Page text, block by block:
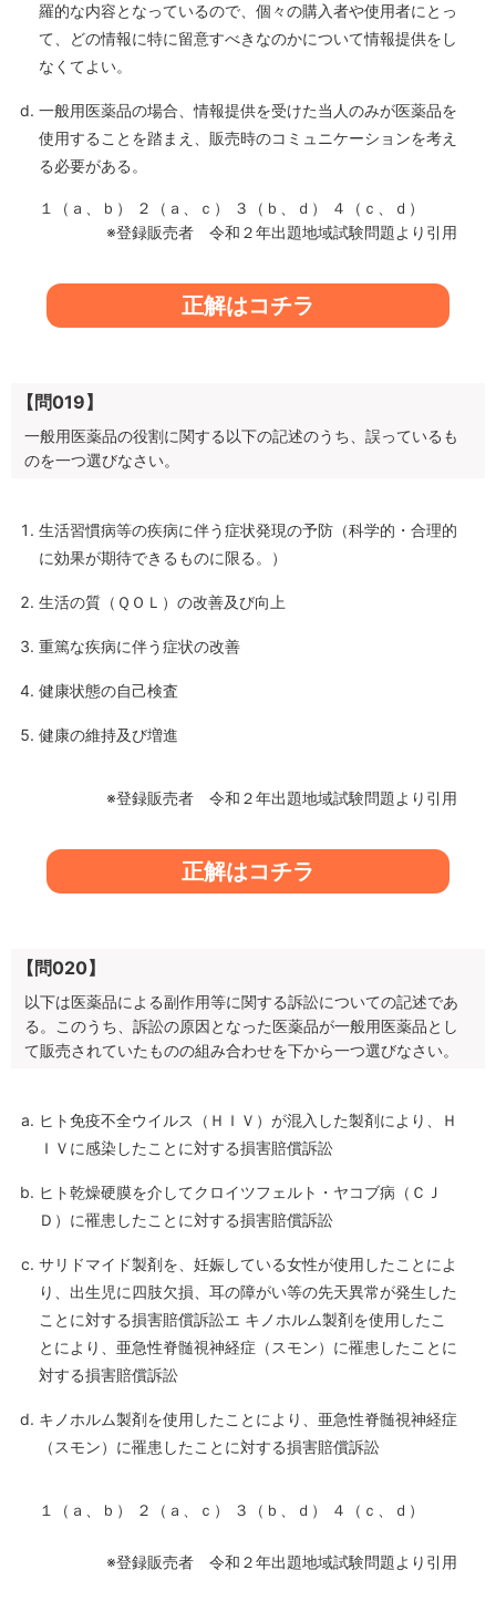
羅的な内容となっているので、個々の購入者や使用者にとっ
て、どの情報に特に留意すべきなのかについて情報提供をし
なくてよい。
一般用医薬品の場合、情報提供を受けた当人のみが医薬品を
使用することを踏まえ、販売時のコミュニケーションを考え
る必要がある。
１（ａ、ｂ） ２（ａ、ｃ） ３（ｂ、ｄ） ４（ｃ、ｄ）
※登録販売者 令和２年出題地域試験問題より引用
正解はコチラ
【問019】
一般用医薬品の役割に関する以下の記述のうち、誤っているも
のを一つ選びなさい。
生活習慣病等の疾病に伴う症状発現の予防（科学的・合理的
に効果が期待できるものに限る。）
生活の質（ＱＯＬ）の改善及び向上
重篤な疾病に伴う症状の改善
健康状態の自己検査
健康の維持及び増進
※登録販売者 令和２年出題地域試験問題より引用
正解はコチラ
【問020】
以下は医薬品による副作用等に関する訴訟についての記述であ
る。このうち、訴訟の原因となった医薬品が一般用医薬品とし
て販売されていたものの組み合わせを下から一つ選びなさい。
ヒト免疫不全ウイルス（ＨＩＶ）が混入した製剤により、Ｈ
ＩＶに感染したことに対する損害賠償訴訟
ヒト乾燥硬膜を介してクロイツフェルト・ヤコブ病（ＣＪ
Ｄ）に罹患したことに対する損害賠償訴訟
サリドマイド製剤を、妊娠している女性が使用したことによ
り、出生児に四肢欠損、耳の障がい等の先天異常が発生した
ことに対する損害賠償訴訟エ キノホルム製剤を使用したこ
とにより、亜急性脊髄視神経症（スモン）に罹患したことに
対する損害賠償訴訟
キノホルム製剤を使用したことにより、亜急性脊髄視神経症
（スモン）に罹患したことに対する損害賠償訴訟
１（ａ、ｂ） ２（ａ、ｃ） ３（ｂ、ｄ） ４（ｃ、ｄ）
※登録販売者 令和２年出題地域試験問題より引用